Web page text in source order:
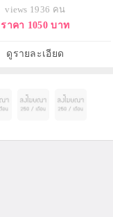
views 1936 คน
ราคา 1050 บาท
ดูรายละเอียด